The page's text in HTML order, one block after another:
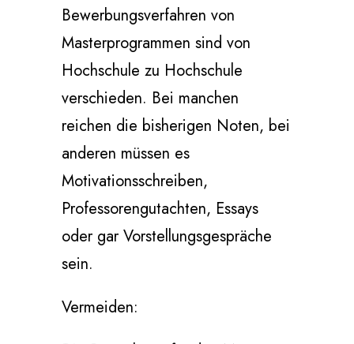
Bewerbungsverfahren von
Masterprogrammen sind von
Hochschule zu Hochschule
verschieden. Bei manchen
reichen die bisherigen Noten, bei
anderen müssen es
Motivationsschreiben,
Professorengutachten, Essays
oder gar Vorstellungsgespräche
sein.
Vermeiden: